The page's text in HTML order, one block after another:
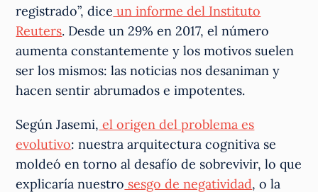
registrado”, dice un informe del Instituto
Reuters. Desde un 29% en 2017, el número
aumenta constantemente y los motivos suelen
ser los mismos: las noticias nos desaniman y
hacen sentir abrumados e impotentes.
Según Jasemi, el origen del problema es
evolutivo: nuestra arquitectura cognitiva se
moldeó en torno al desafío de sobrevivir, lo que
explicaría nuestro sesgo de negatividad, o la